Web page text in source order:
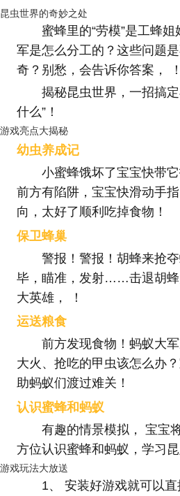
昆虫世界的奇妙之处
蜜蜂里的“劳模”是工蜂
军是怎么分工的？这些问题
奇？别愁，会告诉你答案， ！
揭秘昆虫世界，一招搞
什么”！
游戏亮点大揭秘
幼虫养成记
小蜜蜂饿坏了宝宝快带
前方有陷阱，宝宝快滑动手
向，太好了顺利吃掉食物！
保卫蜂巢
警报！警报！胡蜂来抢
毕，瞄准，发射……击退胡蜂
大英雄， ！
运送粮食
前方发现食物！蚂蚁大
大火、抢吃的甲虫该怎么办
助蚂蚁们渡过难关！
认识蜜蜂和蚂蚁
有趣的情景模拟， 宝宝
方位认识蜜蜂和蚂蚁，学习昆
游戏玩法大放送
1、 安装好游戏就可以直